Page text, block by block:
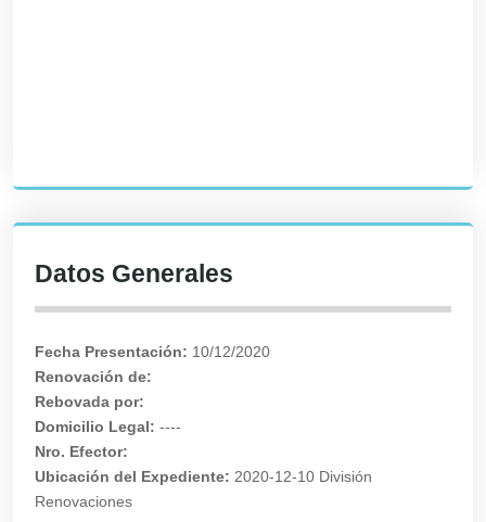
Datos Generales
Fecha Presentación: 10/12/2020
Renovación de:
Rebovada por:
Domicilio Legal: ----
Nro. Efector:
Ubicación del Expediente: 2020-12-10 División
Renovaciones